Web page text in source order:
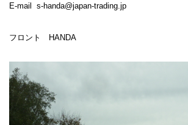
E-mail s-handa@japan-trading.jp
フロント HANDA